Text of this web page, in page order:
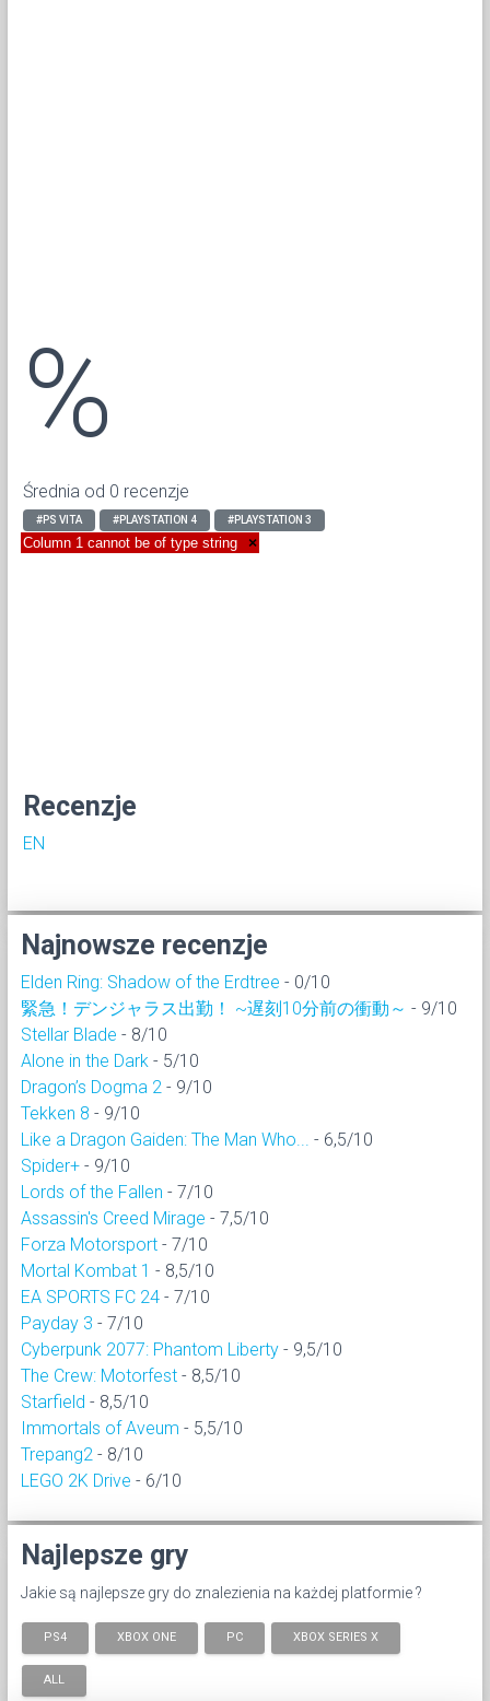
%
Średnia od 0 recenzje
#PS VITA #PLAYSTATION 4 #PLAYSTATION 3
Column 1 cannot be of type string ×
Recenzje
EN
Najnowsze recenzje
Elden Ring: Shadow of the Erdtree - 0/10
緊急！デンジャラス出勤！ ~遅刻10分前の衝動～ - 9/10
Stellar Blade - 8/10
Alone in the Dark - 5/10
Dragon’s Dogma 2 - 9/10
Tekken 8 - 9/10
Like a Dragon Gaiden: The Man Who...
- 6,5/10
Spider+ - 9/10
Lords of the Fallen - 7/10
Assassin's Creed Mirage - 7,5/10
Forza Motorsport - 7/10
Mortal Kombat 1 - 8,5/10
EA SPORTS FC 24 - 7/10
Payday 3 - 7/10
Cyberpunk 2077: Phantom Liberty - 9,5/10
The Crew: Motorfest - 8,5/10
Starfield - 8,5/10
Immortals of Aveum - 5,5/10
Trepang2 - 8/10
LEGO 2K Drive - 6/10
Najlepsze gry
Jakie są najlepsze gry do znalezienia na każdej platformie ?
PS4 XBOX ONE PC XBOX SERIES X
ALL